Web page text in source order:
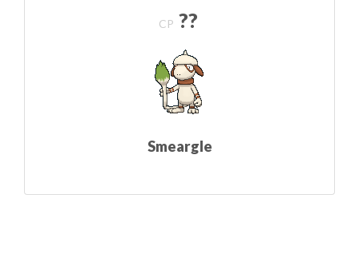
CP ??
Smeargle